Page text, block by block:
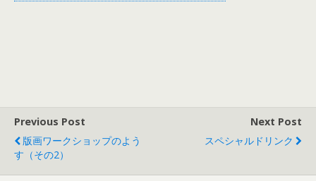
Previous Post
版画ワークショップのよう
す（その2）
Next Post
スペシャルドリンク